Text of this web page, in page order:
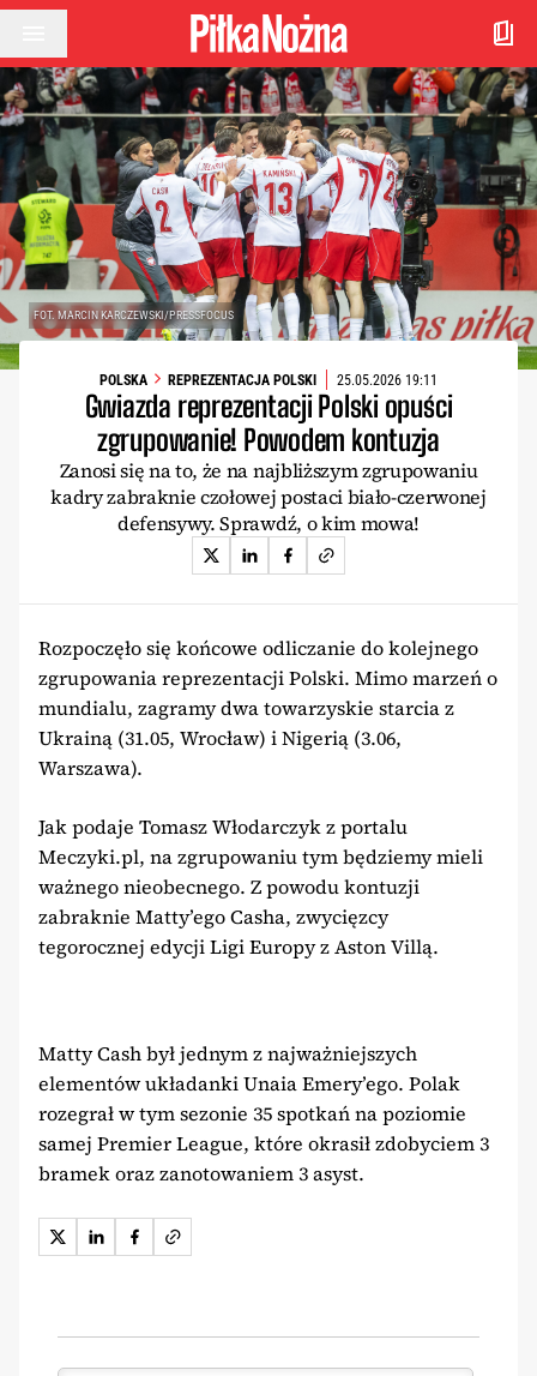
Przejdź do treści
FOT. MARCIN KARCZEWSKI/PRESSFOCUS
POLSKA REPREZENTACJA POLSKI 25.05.2026 19:11
Gwiazda reprezentacji Polski opuści
zgrupowanie! Powodem kontuzja
Zanosi się na to, że na najbliższym zgrupowaniu
kadry zabraknie czołowej postaci biało-czerwonej
defensywy. Sprawdź, o kim mowa!
Rozpoczęło się końcowe odliczanie do kolejnego
zgrupowania reprezentacji Polski. Mimo marzeń o
mundialu, zagramy dwa towarzyskie starcia z
Ukrainą (31.05, Wrocław) i Nigerią (3.06,
Warszawa).
Jak podaje Tomasz Włodarczyk z portalu
Meczyki.pl, na zgrupowaniu tym będziemy mieli
ważnego nieobecnego. Z powodu kontuzji
zabraknie Matty’ego Casha, zwycięzcy
tegorocznej edycji Ligi Europy z Aston Villą.
Matty Cash był jednym z najważniejszych
elementów układanki Unaia Emery’ego. Polak
rozegrał w tym sezonie 35 spotkań na poziomie
samej Premier League, które okrasił zdobyciem 3
bramek oraz zanotowaniem 3 asyst.